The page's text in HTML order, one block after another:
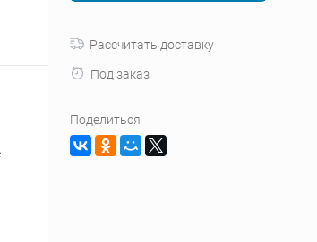
Рассчитать доставку
Под заказ
Поделиться